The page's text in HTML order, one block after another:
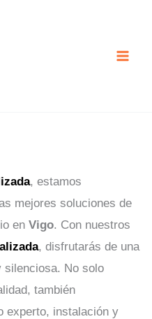
, estamos
mejores soluciones de
en Vigo. Con nuestros
, disfrutarás de una
silenciosa. No solo
también
experto, instalación y